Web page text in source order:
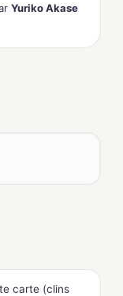
Yuriko Akase
carte (clins